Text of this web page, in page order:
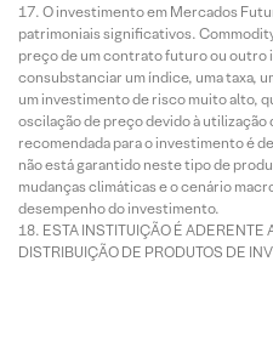
O investimento em Mercados
patrimoniais significativos.
preço de um contrato futuro ou
consubstanciar um índice, uma taxa,
um investimento de risco muito alto,
oscilação de preço devido à utilização
recomendada para o investimento é
não está garantido neste tipo de
mudanças climáticas e o cenário
desempenho do investimento.
ESTA INSTITUIÇÃO É ADERENTE
DISTRIBUIÇÃO DE PRODUTOS DE